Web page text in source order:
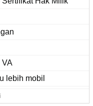
VA
lebih mobil